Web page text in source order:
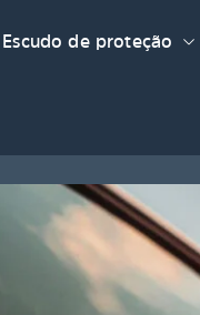
Escudo de proteção